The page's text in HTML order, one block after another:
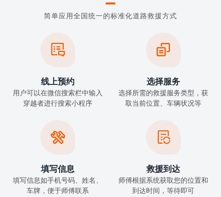
简单应用全国统一的标准化道路救援方式

线上预约
用户可以在微信搜索栏中输入
穿越者进行搜索小程序

选择服务
选择所需的救援服务类型，获
取当前位置、车辆状况等

填写信息
填写信息如手机号码、姓名、
车牌，便于师傅联系

救援到达
师傅根据系统获取您的位置和
到达时间，等待即可